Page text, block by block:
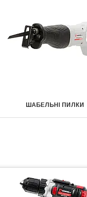
ШАБЕЛЬНІ ПИЛКИ